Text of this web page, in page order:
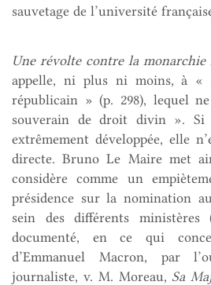
sauvetage de l’université
Une révolte contre la monarchie
appelle, ni plus ni moins, à «
républicain » (p. 298), lequel
souverain de droit divin ». Si
extrêmement développée, elle
directe. Bruno Le Maire met
considère comme un
présidence sur la nomination
sein des différents
documenté, en ce qui
d’Emmanuel Macron, par
journaliste, v. M. Moreau, Sa